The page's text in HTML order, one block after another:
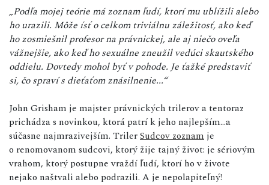
„Podľa mojej teórie má zoznam ľudí, ktorí mu ublížili alebo
ho urazili. Môže ísť o celkom triviálnu záležitosť, ako keď
ho zosmiešnil profesor na právnickej, ale aj niečo oveľa
vážnejšie, ako keď ho sexuálne zneužil vedúci skautského
oddielu. Dovtedy mohol byť v pohode. Je ťažké predstaviť
si, čo spraví s dieťaťom znásilnenie...“
John Grisham je majster právnických trilerov a tentoraz
prichádza s novinkou, ktorá patrí k jeho najlepším...a
súčasne najmrazivejším. TrilerSudcov zoznam je
o renomovanom sudcovi, ktorý žije tajný život: je sériovým
vrahom, ktorý postupne vraždí ľudí, ktorí ho v živote
nejako naštvali alebo podrazili. A je nepolapiteľný!